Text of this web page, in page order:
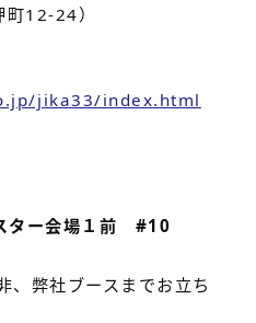
12-24）
jika33/index.html
ター会場１前 #10
、弊社ブースまでお立ち